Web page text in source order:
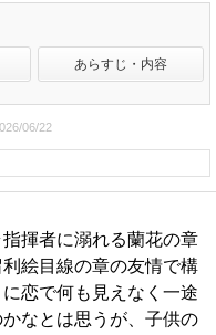
あらすじ・内容
06/22
揮者に溺れる蘭花の章
絵目線の章の友情で構
恋で何も見えなく一途
なとは思うが、子供の